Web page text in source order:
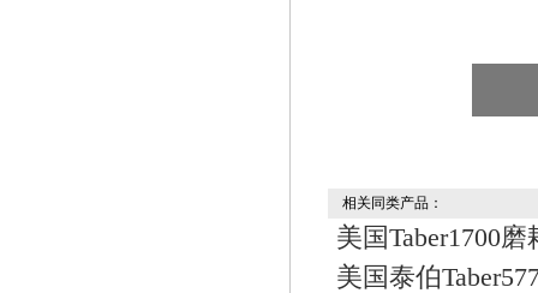
相关同类产品：
美国Taber1700
美国泰伯